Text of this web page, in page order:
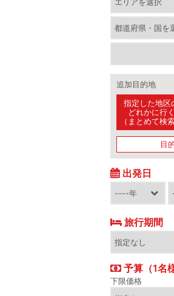
追加目的地
指定した地区
どれかに行く
（まとめて検索
目
出発日
旅行期間
予算（1名
下限価格